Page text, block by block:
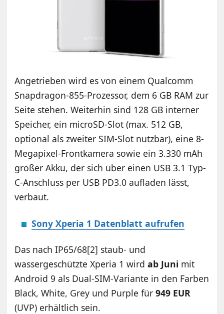
Angetrieben wird es von einem Qualcomm
Snapdragon-855-Prozessor, dem 6 GB RAM zur
Seite stehen. Weiterhin sind 128 GB interner
Speicher, ein microSD-Slot (max. 512 GB,
optional als zweiter SIM-Slot nutzbar), eine 8-
Megapixel-Frontkamera sowie ein 3.330 mAh
großer Akku, der sich über einen USB 3.1 Typ-
C-Anschluss per USB PD3.0 aufladen lässt,
verbaut.
Sony Xperia 1 Datenblatt aufrufen
Das nach IP65/68[2] staub- und
wassergeschützte Xperia 1 wirdab Juni mit
Android 9 als Dual-SIM-Variante in den Farben
Black, White, Grey und Purple für949 EUR
(UVP) erhältlich sein.